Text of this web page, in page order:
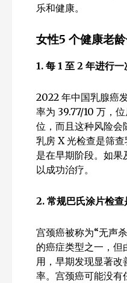
乐和健康。
女性5 个健康老
1. 每 1 至 2 年进行
2022 年中国乳腺癌
率为 39.77/10 万，
位，而且这种风险会
乳房 X 光检查是筛
是在早期阶段。如
以成功治疗。
2. 常规巴氏涂片检
宫颈癌被称为“无声
的癌症类型之一，但
用，早期发现显著
率。宫颈癌可能没有